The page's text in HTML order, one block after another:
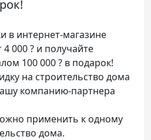
в интернет-магазине
000 ? и получайте
100 000 ? в подарок!
на строительство дома
компанию-партнера
применить к одному
дома.